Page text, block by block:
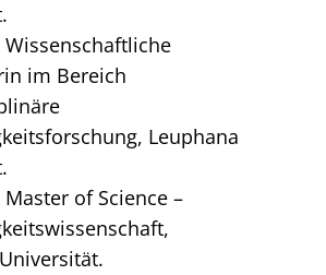
Wissenschaftliche
im Bereich
Leuphana
Master of Science –